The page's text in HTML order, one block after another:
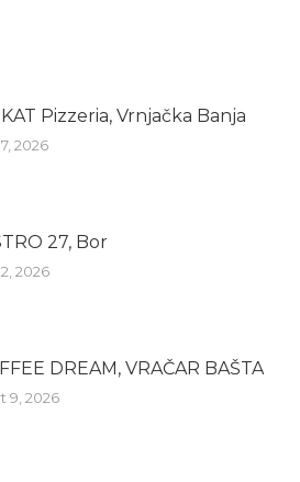
Pizzeria, Vrnjačka Banja
2026
27, Bor
2026
DREAM, VRAČAR BAŠTA
9, 2026